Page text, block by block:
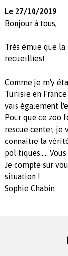
Le 27/10/2019
Bonjour à tous,
Très émue que
recueillies!
Comme je m'y
Tunisie en
vais également
Pour que ce zoo
rescue center, je
connaitre la
politiques.....
Je compte sur
situation !
Sophie Chabin